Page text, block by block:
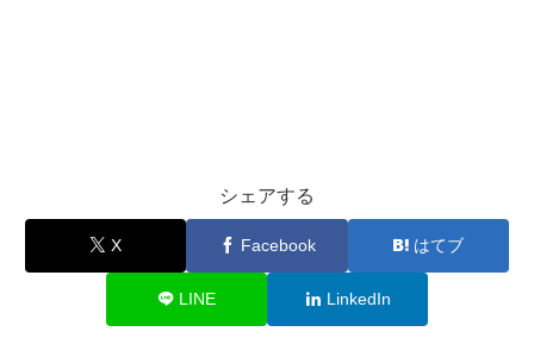
シェアする
X Facebook はてブ
LINE LinkedIn